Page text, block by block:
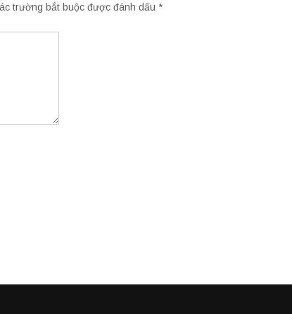
trường bắt buộc được đánh dấu *